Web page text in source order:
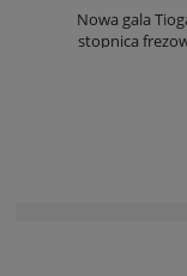
Nowa gala
stopnica